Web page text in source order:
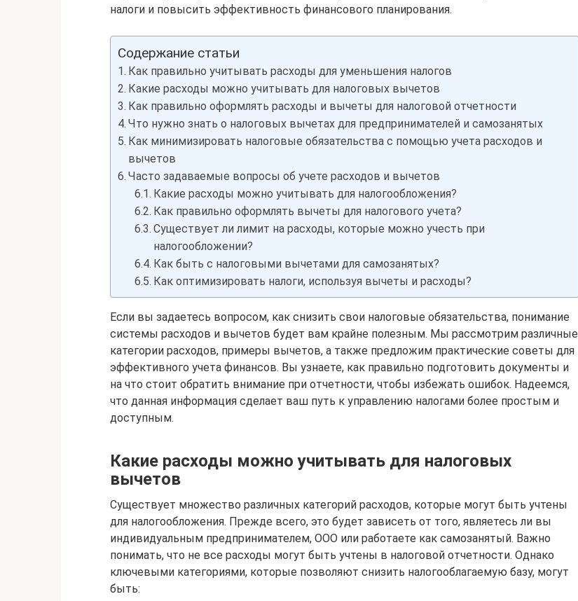
налоги и повысить эффективность финансового планирования.
Содержание статьи
Как правильно учитывать расходы для уменьшения налогов
Какие расходы можно учитывать для налоговых вычетов
Как правильно оформлять расходы и вычеты для налоговой отчетности
Что нужно знать о налоговых вычетах для предпринимателей и самозанятых
Как минимизировать налоговые обязательства с помощью учета расходов и
вычетов
Часто задаваемые вопросы об учете расходов и вычетов
Какие расходы можно учитывать для налогообложения?
Как правильно оформлять вычеты для налогового учета?
Существует ли лимит на расходы, которые можно учесть при
налогообложении?
Как быть с налоговыми вычетами для самозанятых?
Как оптимизировать налоги, используя вычеты и расходы?
Если вы задаетесь вопросом, как снизить свои налоговые обязательства, понимание
системы расходов и вычетов будет вам крайне полезным. Мы рассмотрим различные
категории расходов, примеры вычетов, а также предложим практические советы для
эффективного учета финансов. Вы узнаете, как правильно подготовить документы и
на что стоит обратить внимание при отчетности, чтобы избежать ошибок. Надеемся,
что данная информация сделает ваш путь к управлению налогами более простым и
доступным.
Какие расходы можно учитывать для налоговых
вычетов
Существует множество различных категорий расходов, которые могут быть учтены
для налогообложения. Прежде всего, это будет зависеть от того, являетесь ли вы
индивидуальным предпринимателем, ООО или работаете как самозанятый. Важно
понимать, что не все расходы могут быть учтены в налоговой отчетности. Однако
ключевыми категориями, которые позволяют снизить налогооблагаемую базу, могут
быть: